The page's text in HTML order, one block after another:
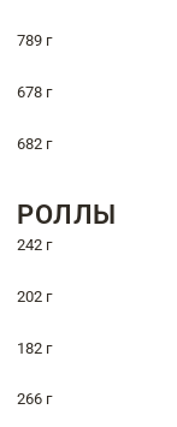
789 г
678 г
682 г
РОЛЛЫ
242 г
202 г
182 г
266 г